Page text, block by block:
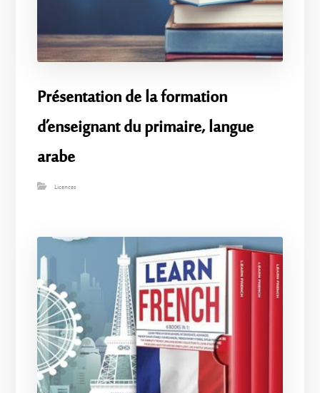
Présentation de la formation
d’enseignant du primaire, langue
arabe
Licences